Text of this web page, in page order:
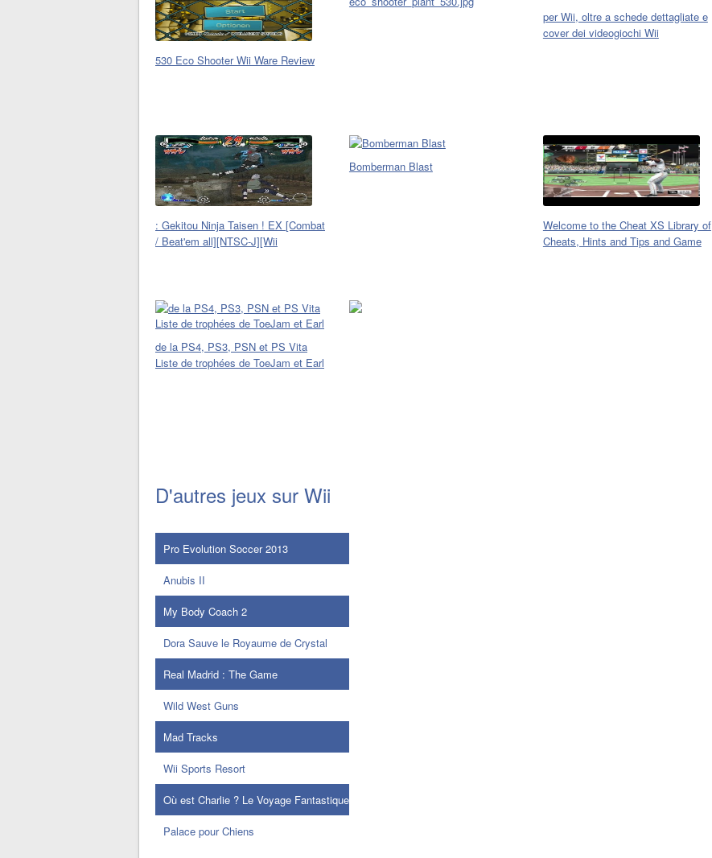
530 Eco Shooter Wii Ware Review
per Wii, oltre a schede dettagliate e
cover dei videogiochi Wii
: Gekitou Ninja Taisen ! EX [Combat
/ Beat'em all][NTSC-J][Wii
Bomberman Blast
Welcome to the Cheat XS Library of
Cheats, Hints and Tips and Game
de la PS4, PS3, PSN et PS Vita
Liste de trophées de ToeJam et Earl
D'autres jeux sur Wii
Pro Evolution Soccer 2013
Anubis II
My Body Coach 2
Dora Sauve le Royaume de Crystal
Real Madrid : The Game
Wild West Guns
Mad Tracks
Wii Sports Resort
Où est Charlie ? Le Voyage Fantastique
Palace pour Chiens